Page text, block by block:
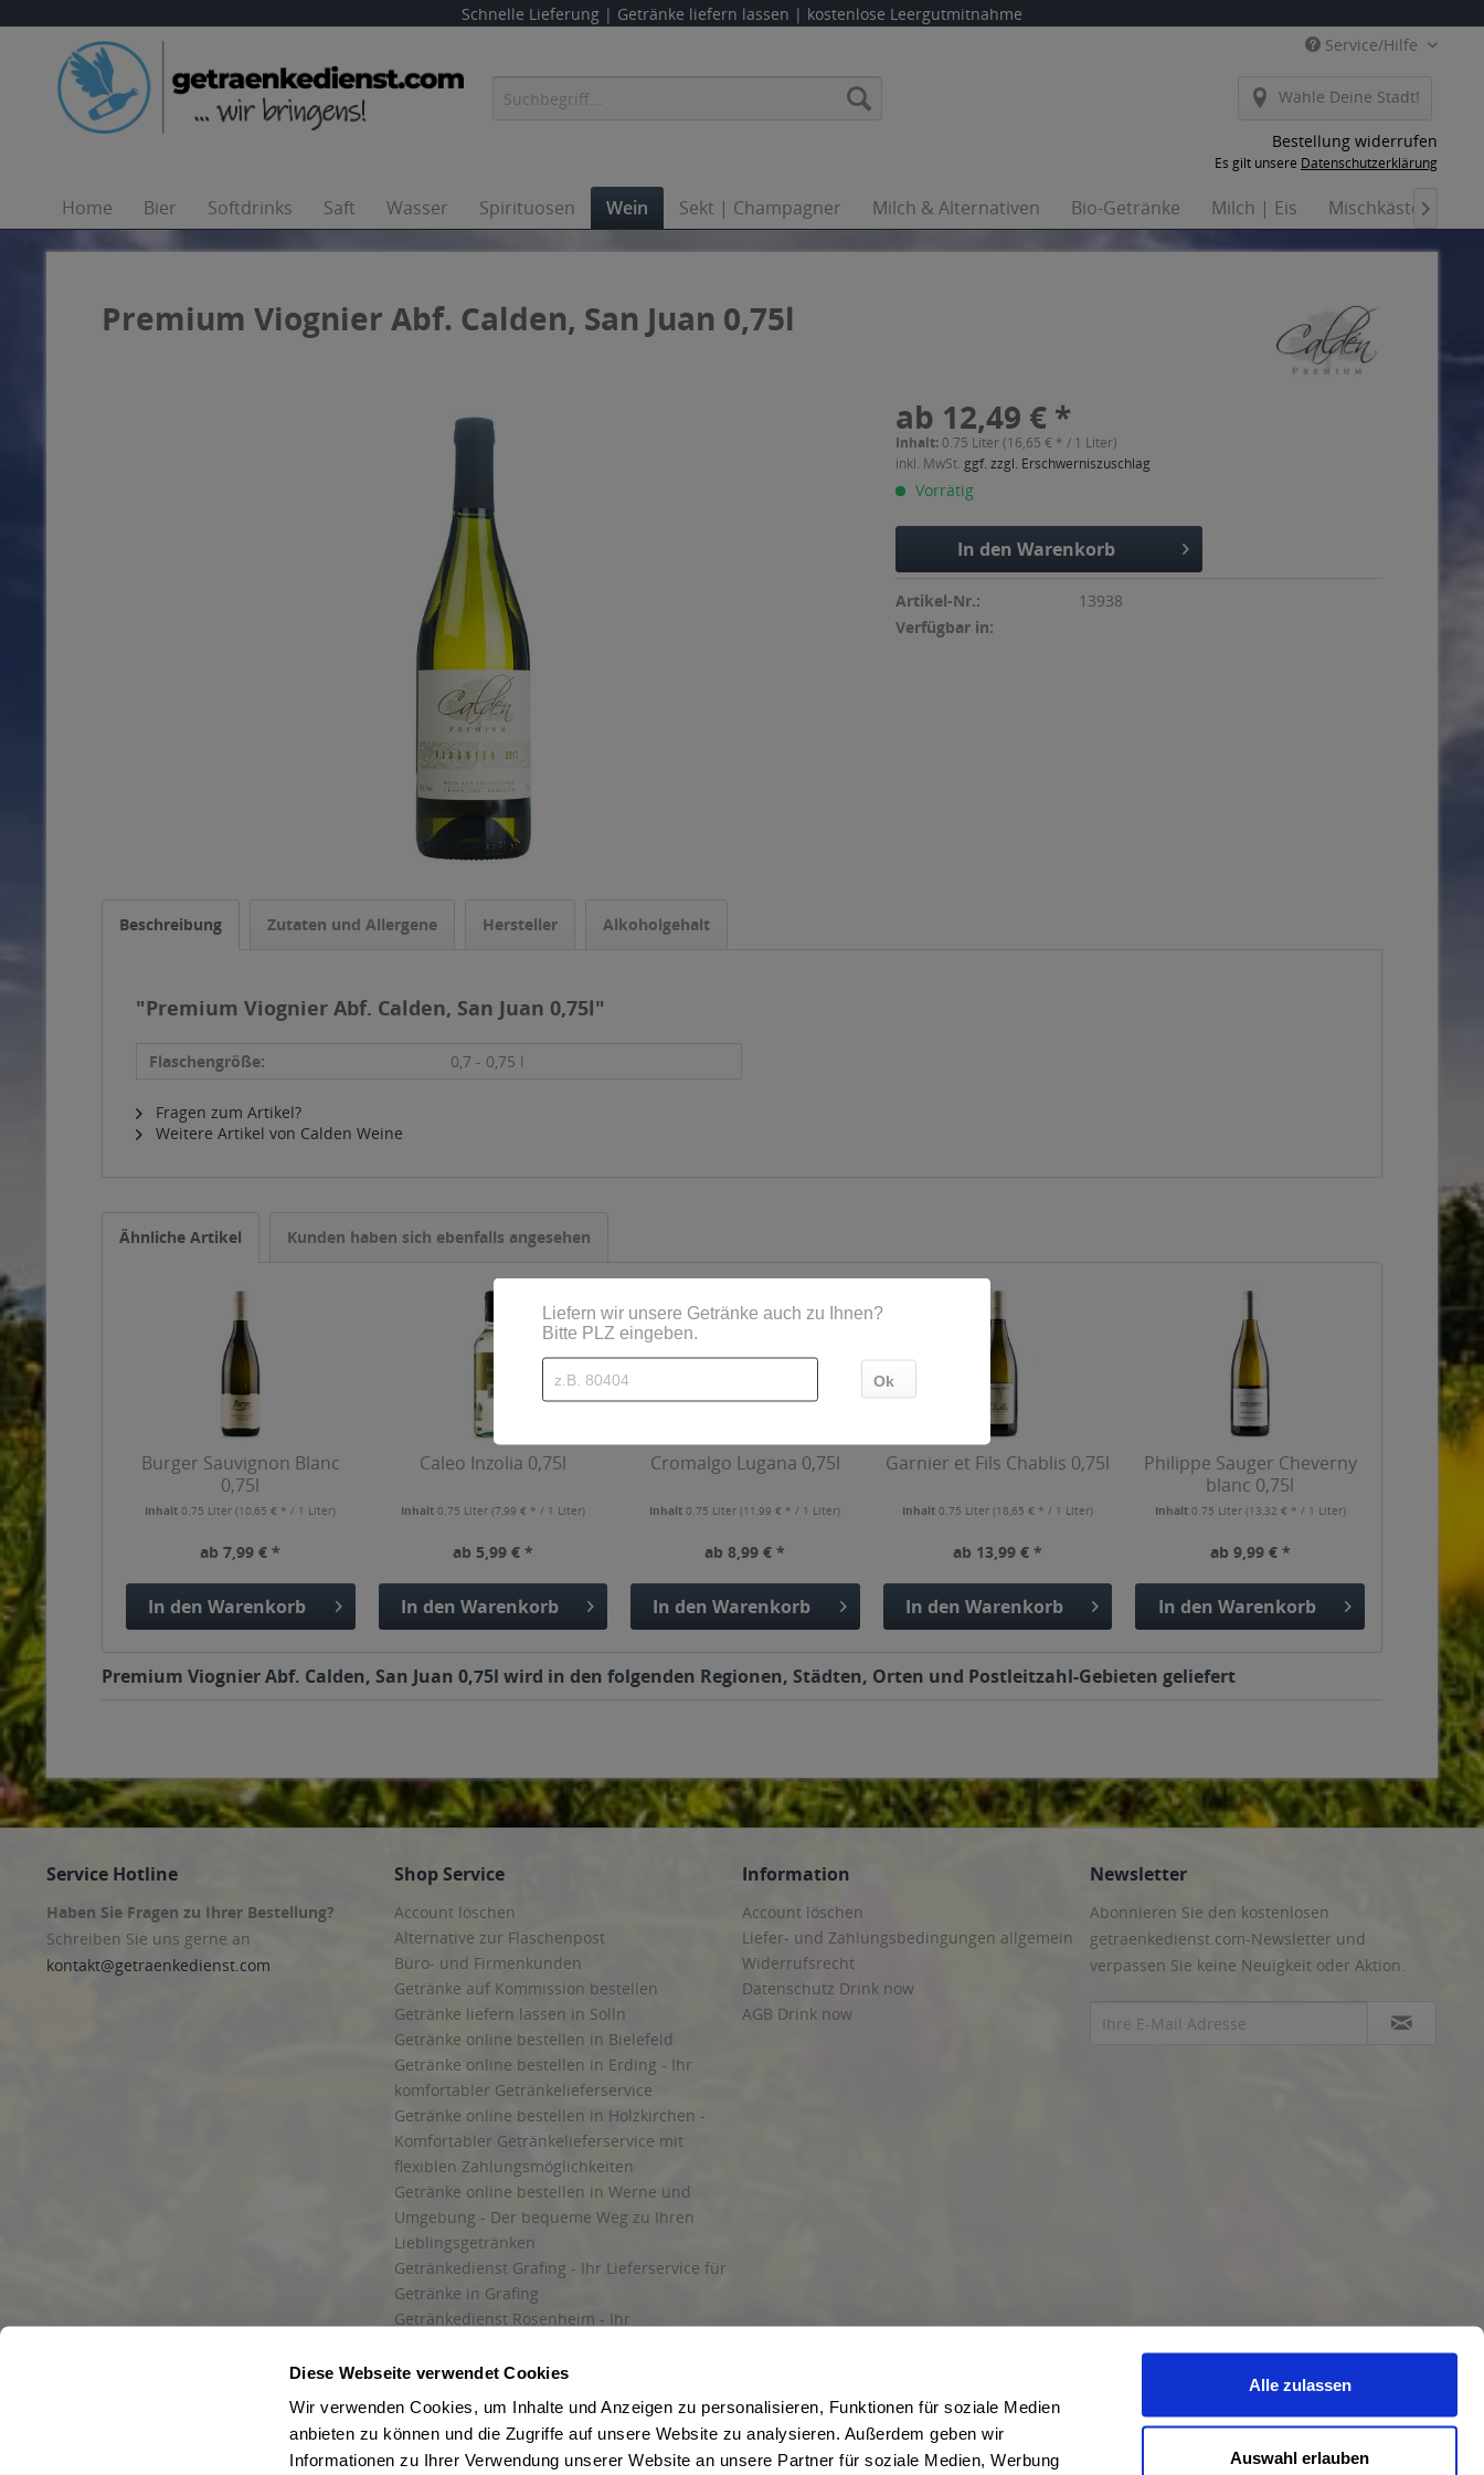
Diese Webseite verwendet Cookies
Wir verwenden Cookies, um Inhalte und Anzeigen zu personalisieren, Funktionen für soziale Medien
anbieten zu können und die Zugriffe auf unsere Website zu analysieren. Außerdem geben wir
Informationen zu Ihrer Verwendung unserer Website an unsere Partner für soziale Medien, Werbung
Alle zulassen
Auswahl erlauben
Schnelle Lieferung | Getränke liefern lassen | kostenlose Leergutmitnahme
Service/Hilfe
Wähle Deine Stadt!
Bestellung widerrufen
Es gilt unsere Datenschutzerklärung
Home Bier Softdrinks Saft Wasser Spirituosen Wein Sekt | Champagner Milch & Alternativen Bio-Getränke Milch | Eis Mischkästen

Premium Viognier Abf. Calden, San Juan 0,75l
ab 12,49 € *
Inhalt: 0.75 Liter (16,65 € * / 1 Liter)
inkl. MwSt. ggf. zzgl. Erschwerniszuschlag
Vorrätig
In den Warenkorb
Artikel-Nr.:
13938
Verfügbar in:
Beschreibung Zutaten und Allergene Hersteller Alkoholgehalt
"Premium Viognier Abf. Calden, San Juan 0,75l"
Flaschengröße: 0,7 - 0,75 l
Fragen zum Artikel?
Weitere Artikel von Calden Weine
Ähnliche Artikel Kunden haben sich ebenfalls angesehen
Burger Sauvignon Blanc
0,75l
Inhalt0.75 Liter(10,65 € * / 1 Liter)
ab 7,99 € *
In den Warenkorb
Caleo Inzolia 0,75l
Inhalt 0.75 Liter (7,99 € * / 1 Liter)
ab 5,99 € *
In den Warenkorb
Cromalgo Lugana 0,75l
Inhalt0.75 Liter(11,99 € * / 1 Liter)
ab 8,99 € *
In den Warenkorb
Garnier et Fils Chablis 0,75l
Inhalt0.75 Liter(18,65 € * / 1 Liter)
ab 13,99 € *
In den Warenkorb
Philippe Sauger Cheverny
blanc 0,75l
Inhalt 0.75 Liter (13,32 € * / 1 Liter)
ab 9,99 € *
In den Warenkorb
Premium Viognier Abf. Calden, San Juan 0,75l wird in den folgenden Regionen, Städten, Orten und Postleitzahl-Gebieten geliefert
Service Hotline
Haben Sie Fragen zu Ihrer Bestellung?
Schreiben Sie uns gerne an
kontakt@getraenkedienst.com
Shop Service
Account löschen
Alternative zur Flaschenpost
Büro- und Firmenkunden
Getränke auf Kommission bestellen
Getränke liefern lassen in Solln
Getränke online bestellen in Bielefeld
Getränke online bestellen in Erding - Ihr
komfortabler Getränkelieferservice
Getränke online bestellen in Holzkirchen -
Komfortabler Getränkelieferservice mit
flexiblen Zahlungsmöglichkeiten
Getränke online bestellen in Werne und
Umgebung - Der bequeme Weg zu Ihren
Lieblingsgetränken
Getränkedienst Grafing - Ihr Lieferservice für
Getränke in Grafing
Getränkedienst Rosenheim - Ihr
und Umgebung
Liefergebiet
Lieferservice für Getränke
Information
Account löschen
Liefer- und Zahlungsbedingungen allgemein
Widerrufsrecht
Datenschutz Drink now
AGB Drink now
Newsletter
Abonnieren Sie den kostenlosen
getraenkedienst.com-Newsletter und
verpassen Sie keine Neuigkeit oder Aktion.